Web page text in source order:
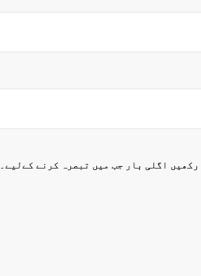
اگلی بار جب میں تبصرہ کرنے کےلیے۔